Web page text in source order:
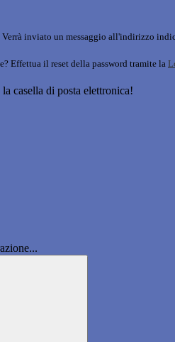
Verrà inviato un messaggio all'indirizzo
Effettua il reset della password tramite la
casella di posta elettronica!